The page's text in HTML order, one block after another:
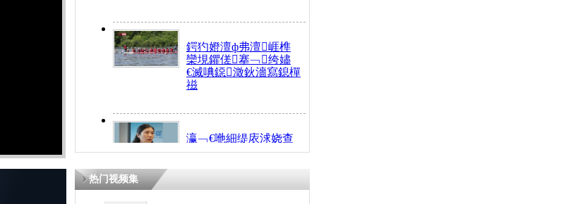
鍔犳嬁澶ф弗澶崕榫
欒垷鑺傞搴﹁绔嬧
€滅唺鐚澂鈥濇寫鎴樿
禌
瀛﹁€咃細缇庡浗娆查
€间笢鍗椾簹涓庝腑鍥
熷悎浣� 涓ㄥ浗闄呰
热门视频集